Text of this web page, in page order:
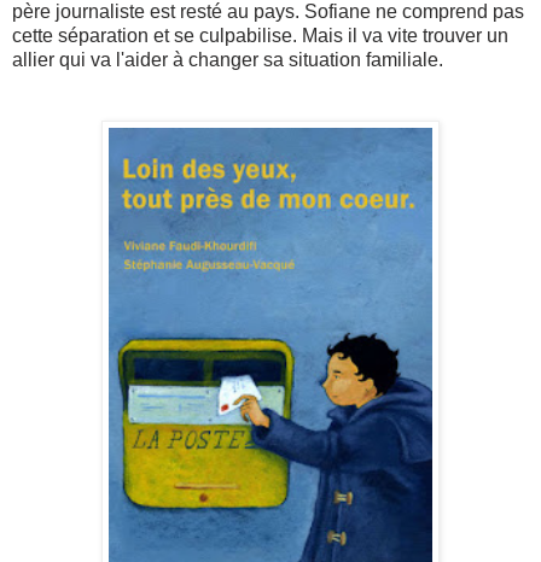
père journaliste est resté au pays. Sofiane ne comprend pas
cette séparation et se culpabilise. Mais il va vite trouver un
allier qui va l'aider à changer sa situation familiale.